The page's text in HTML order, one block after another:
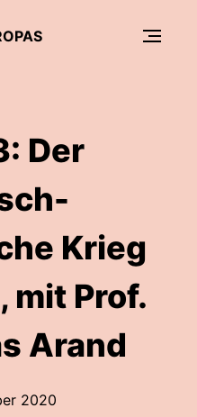
Der
Krieg
mit Prof.
Arand
2020